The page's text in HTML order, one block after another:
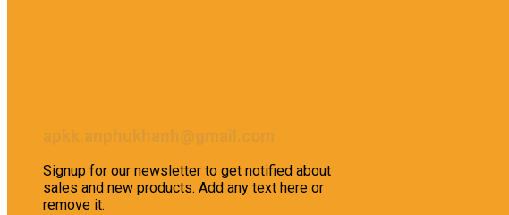
Signup for our newsletter to get notified about
sales and new products. Add any text here or
remove it.